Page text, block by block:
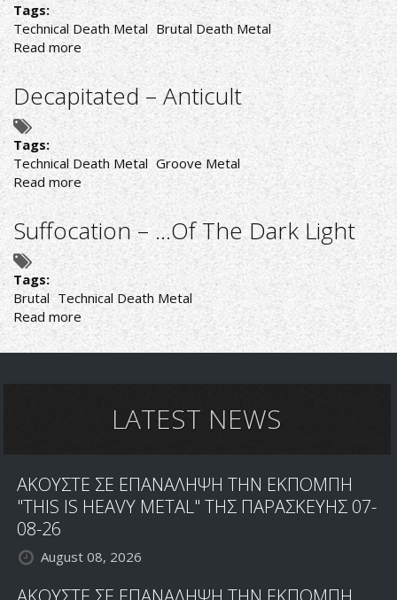
Tags:
Technical Death Metal Brutal Death Metal
Read more about
Origin
–
Unparalleled
Universe
Decapitated – Anticult
Tags:
Technical Death Metal Groove Metal
Read moreabout
Decapitated
Anticult
Suffocation – …Of The Dark Light
Tags:
Brutal Technical Death Metal
Read more about
Suffocation
–
LATEST NEWS
ΑΚΟΥΣΤΕ ΣΕ ΕΠΑΝΑΛΗΨΗ ΤΗΝ ΕΚΠΟΜΠΗ
"THIS IS HEAVY METAL" ΤΗΣ ΠΑΡΑΣΚΕΥΗΣ 07-
08-26
August 08, 2026